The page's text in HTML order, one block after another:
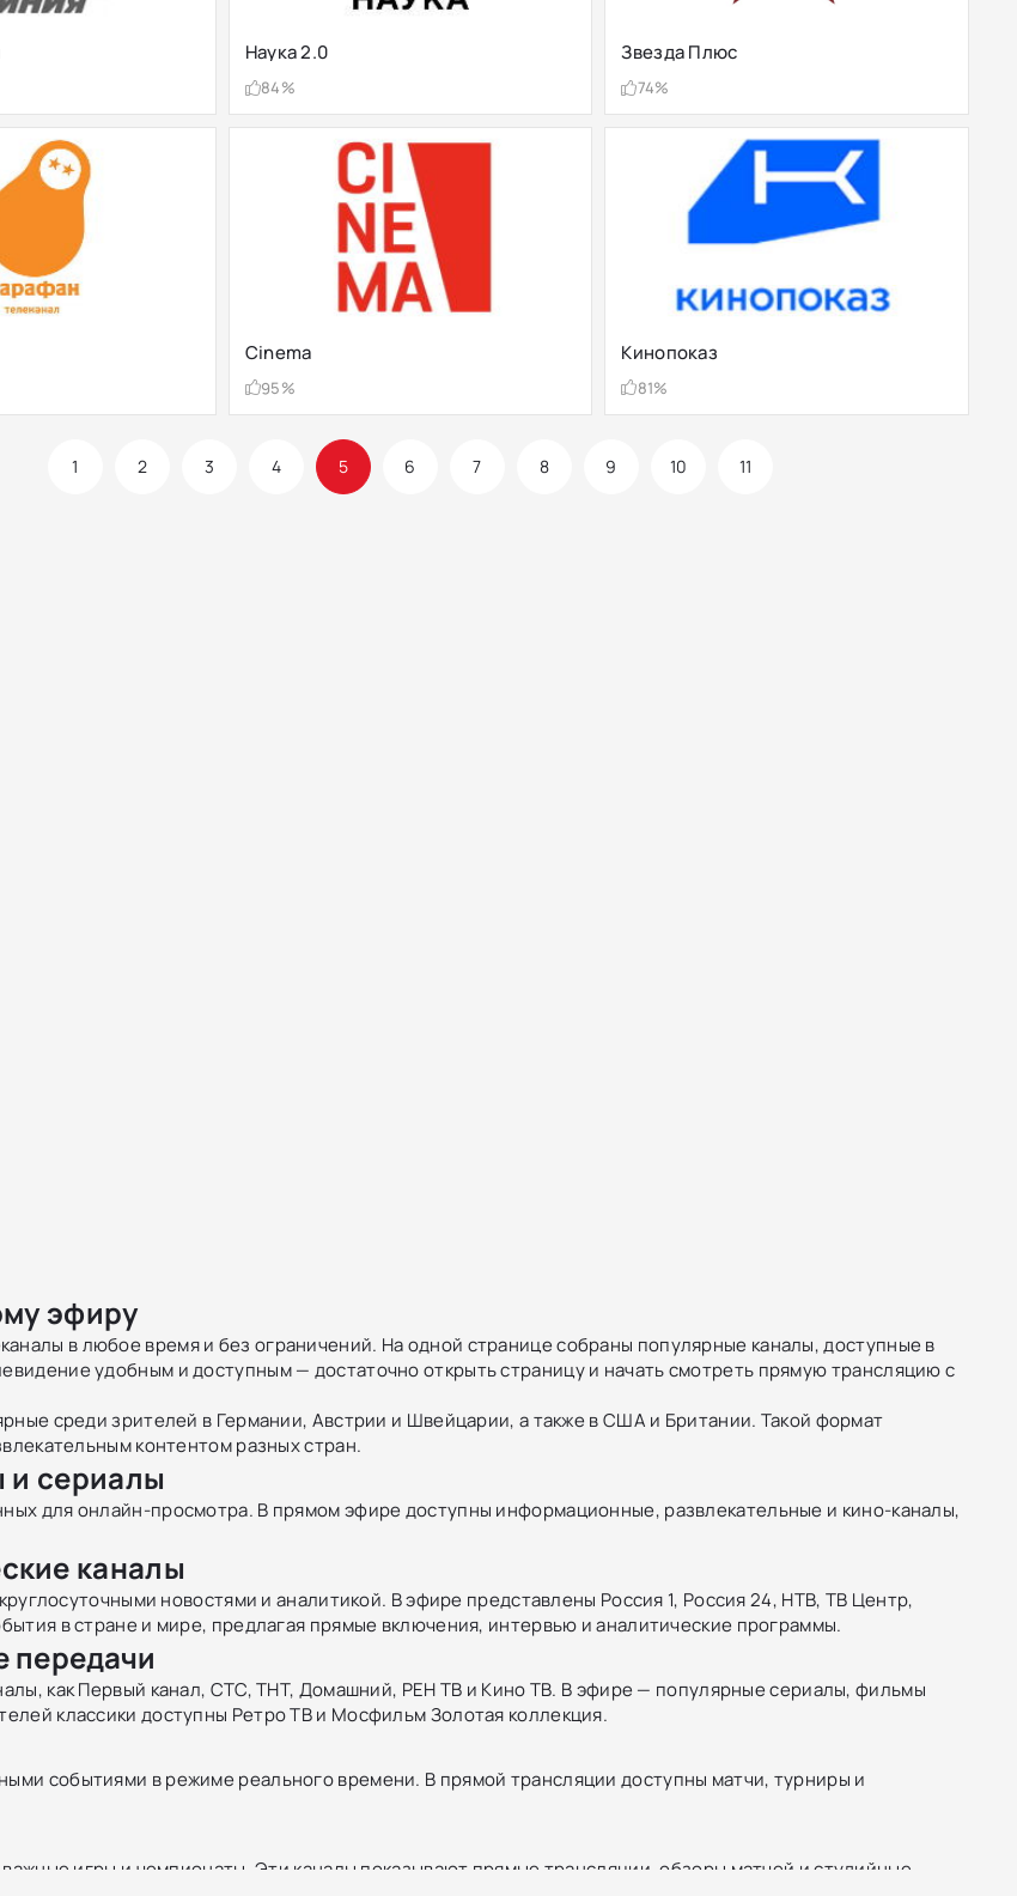
Наука 2.0
84%
Звезда Плюс
74%
Cinema
95%
Кинопоказ
81%
1 2 3 4 5 6 7 8 9 10 11
эфиру
в любое время и без ограничений. На одной странице собраны популярные каналы, доступные в
удобным и доступным — достаточно открыть страницу и начать смотреть прямую трансляцию с
среди зрителей в Германии, Австрии и Швейцарии, а также в США и Британии. Такой формат
контентом разных стран.
и сериалы
для онлайн-просмотра. В прямом эфире доступны информационные, развлекательные и кино-каналы,
каналы
новостями и аналитикой. В эфире представлены Россия 1, Россия 24, НТВ, ТВ Центр,
в стране и мире, предлагая прямые включения, интервью и аналитические программы.
передачи
как Первый канал, СТС, ТНТ, Домашний, РЕН ТВ и Кино ТВ. В эфире — популярные сериалы, фильмы
классики доступны Ретро ТВ и Мосфильм Золотая коллекция.
событиями в режиме реального времени. В прямой трансляции доступны матчи, турниры и
игры и чемпионаты. Эти каналы показывают прямые трансляции, обзоры матчей и студийные